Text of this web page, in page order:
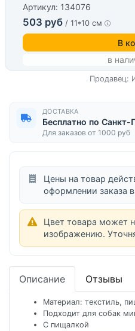
Артикул: 134076
503 руб / 11*10 см
В
в
Продавец:
ДОСТАВКА
Бесплатно по Санкт-
Для заказов от 1000 руб
Цены на товар
оформлении заказа
Цвет товара может
изображению.
Описание Отзывы
Материал: текстиль,
Подходит для собак
С пищалкой